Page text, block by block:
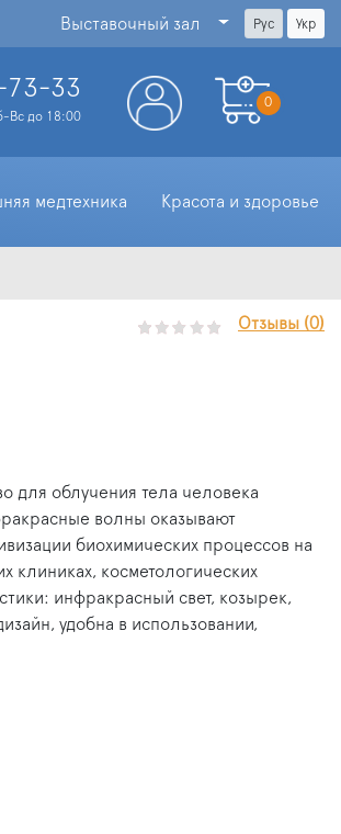
Выставочный зал Рус Укр
73-33
Вс до 18:00
0
медтехника Красота и здоровье
Отзывы (0)
для облучения тела человека
волны оказывают
биохимических процессов на
клиниках, косметологических
инфракрасный свет, козырек,
удобна в использовании,